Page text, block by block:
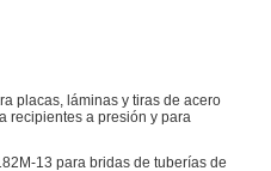
placas, láminas y tiras de acero
recipientes a presión y para
13 para bridas de tuberías de